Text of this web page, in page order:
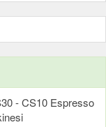
- CS10 Espresso